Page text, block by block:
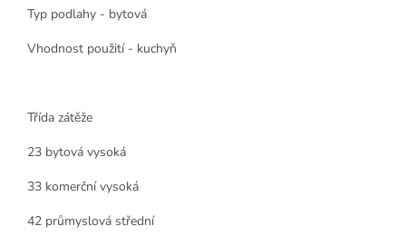
Typ podlahy - bytová
Vhodnost použití - kuchyň
Třída zátěže
23 bytová vysoká
33 komerční vysoká
42 průmyslová střední